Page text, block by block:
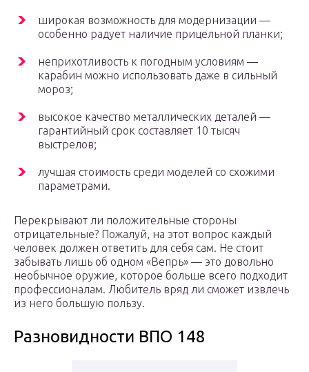
широкая возможность для модернизации —
особенно радует наличие прицельной планки;
неприхотливость к погодным условиям —
карабин можно использовать даже в сильный
мороз;
высокое качество металлических деталей —
гарантийный срок составляет 10 тысяч
выстрелов;
лучшая стоимость среди моделей со схожими
параметрами.
Перекрывают ли положительные стороны
отрицательные? Пожалуй, на этот вопрос каждый
человек должен ответить для себя сам. Не стоит
забывать лишь об одном «Вепрь» — это довольно
необычное оружие, которое больше всего подходит
профессионалам. Любитель вряд ли сможет извлечь
из него большую пользу.
Разновидности ВПО 148